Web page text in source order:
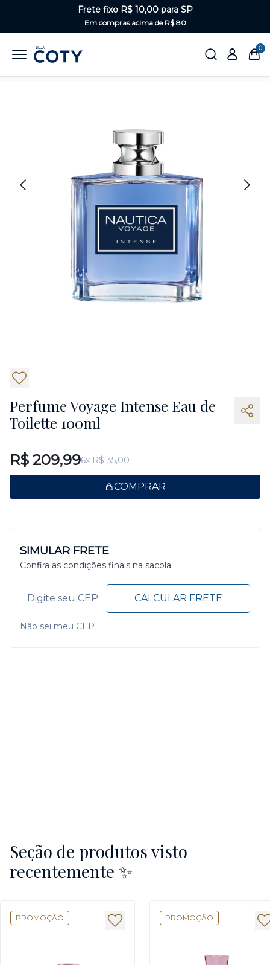
Frete fixo R$ 10,00 para SP
Em compras acima de R$ 80
0
Perfume Voyage Intense Eau de
Toilette 100ml
R$ 209,996x R$ 35,00
COMPRAR
SIMULAR FRETE
Confira as condições finais na sacola.
CALCULAR FRETE
Não sei meu CEP
Seção de produtos visto
recentemente ✨
PROMOÇÃO PROMOÇÃO